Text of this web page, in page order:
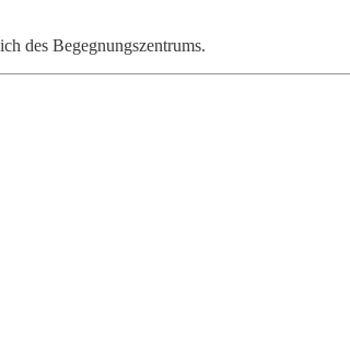
des Begegnungszentrums.